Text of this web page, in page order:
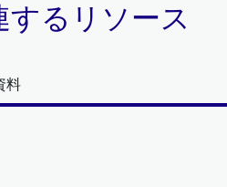
するリソース
料